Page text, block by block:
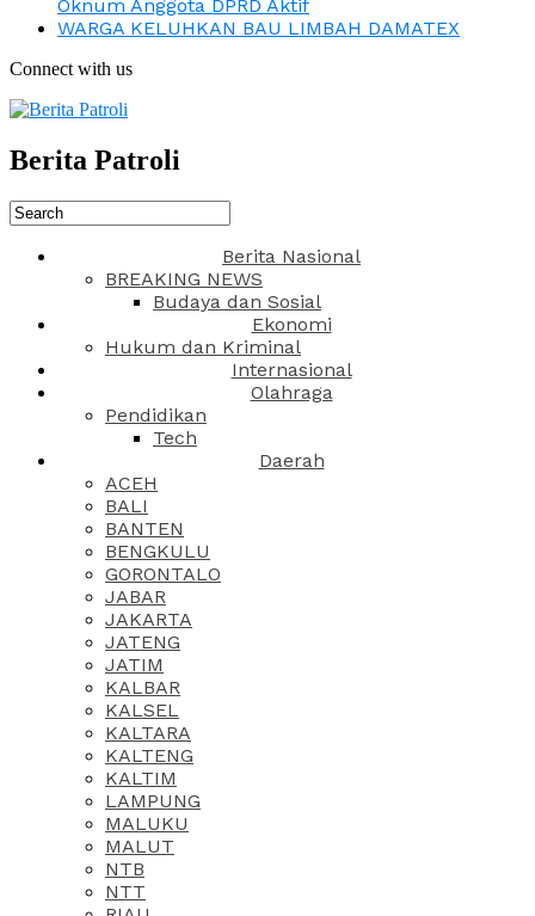
Oknum Anggota DPRD Aktif
WARGA KELUHKAN BAU LIMBAH DAMATEX
Connect with us
Berita Patroli
Berita Nasional
BREAKING NEWS
Budaya dan Sosial
Ekonomi
Hukum dan Kriminal
Internasional
Olahraga
Pendidikan
Tech
Daerah
ACEH
BALI
BANTEN
BENGKULU
GORONTALO
JABAR
JAKARTA
JATENG
JATIM
KALBAR
KALSEL
KALTARA
KALTENG
KALTIM
LAMPUNG
MALUKU
MALUT
NTB
NTT